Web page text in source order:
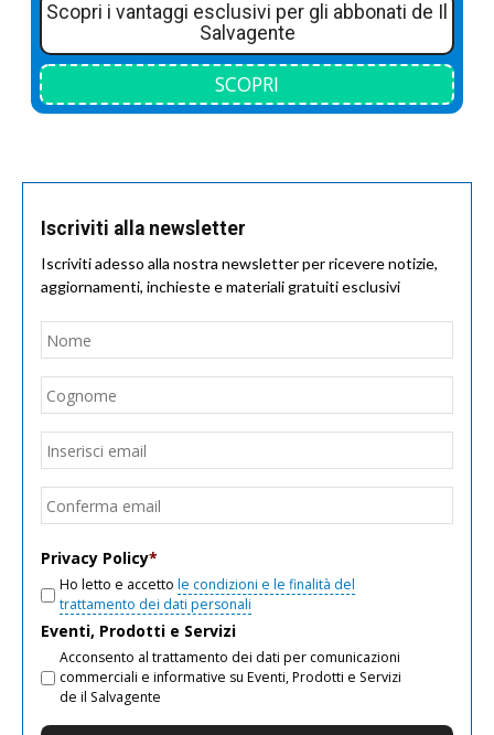
Scopri i vantaggi esclusivi per gli abbonati de Il
Salvagente
SCOPRI
Iscriviti alla newsletter
Iscriviti adesso alla nostra newsletter per ricevere notizie,
aggiornamenti, inchieste e materiali gratuiti esclusivi
Nome
Email
Privacy Policy*
Ho letto e accetto le condizioni e le finalità del
trattamento dei dati personali
Eventi, Prodotti e Servizi
Acconsento al trattamento dei dati per comunicazioni
commerciali e informative su Eventi, Prodotti e Servizi
de il Salvagente